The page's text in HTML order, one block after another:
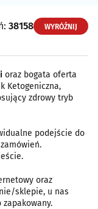
38158 WYRÓŻNIJ
oraz bogata oferta
Ketogeniczna,
zdrowy tryb
podejście do
oraz
sklepie, u nas